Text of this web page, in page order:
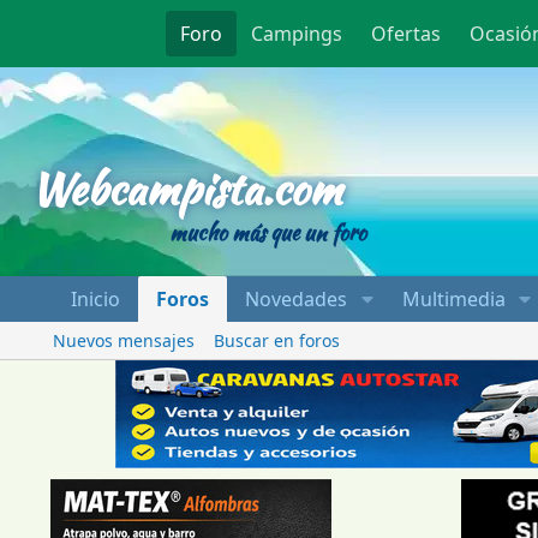
Foro Campings Ofertas
Webcampista.com
mucho más que un foro
Inicio Foros Novedades Multimedia
Nuevos mensajes Buscar en foros